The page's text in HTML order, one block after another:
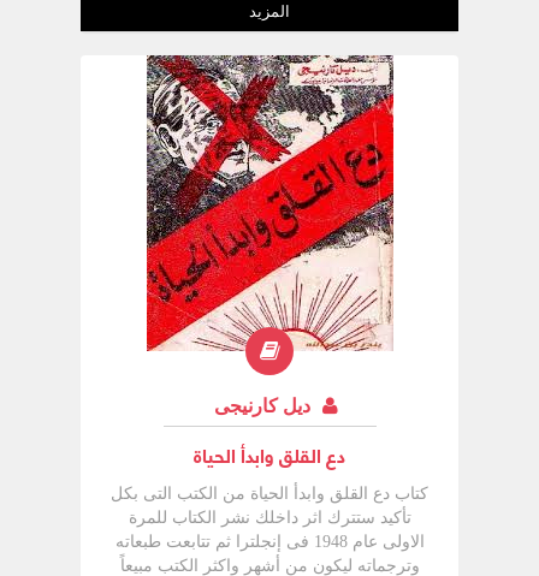
المزيد
ديل كارنيجى
دع القلق وابدأ الحياة
كتاب دع القلق وابدأ الحياة من الكتب التى بكل
تأكيد ستترك اثر داخلك نشر الكتاب للمرة
الاولى عام 1948 فى إنجلترا ثم تتابعت طبعاته
وترجماته ليكون من أشهر واكثر الكتب مبيعاً